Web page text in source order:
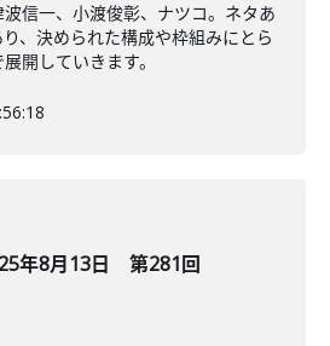
信一、小渡俊彰、ナツコ。ネタあ
、決められた構成や枠組みにとら
開していきます。
年8月13日 第281回